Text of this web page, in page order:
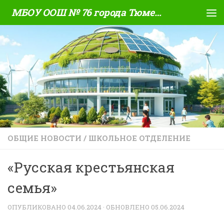
Skip to content МБОУ ООШ № 76 города Тюмени
ОБЩИЕ НОВОСТИ / ШКОЛЬНОЕ ОТДЕЛЕНИЕ
«Русская крестьянская
семья»
ОПУБЛИКОВАНО 04.06.2024 · ОБНОВЛЕНО 05.06.2024